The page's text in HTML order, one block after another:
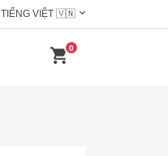
TIẾNG VIỆT 🇻🇳
0